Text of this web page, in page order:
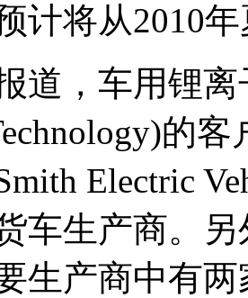
计将从2010
道，车用锂
的
Electric
车生产商。
生产商中有